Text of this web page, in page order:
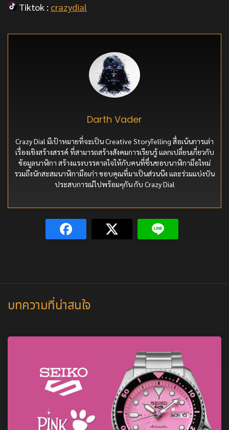
Tiktok : crazydial
Darth Vader
Crazy Dial มีเป้าหมายที่จะเป็น Creative StoryTelling สื่อเน้นการเล่า
เรื่องเชิงสร้างสรรค์ ที่สามารถสร้างสังคมการเรียนรู้ แลกเปลี่ยนเกี่ยวกับ
ข้อมูลนาฬิกา สร้างแรงบรรดาลใจให้กับคนที่ชื่นชอบนาฬิกามือใหม่
รวมถึงนักสะสมนาฬิกามือเก่า ขอบคุณที่มาเป็นส่วนนึง และร่วมแบ่งบัน
ประสบการณ์ไปพร้อมๆกัน กับ Crazy Dial
บทความที่น่าสนใจ